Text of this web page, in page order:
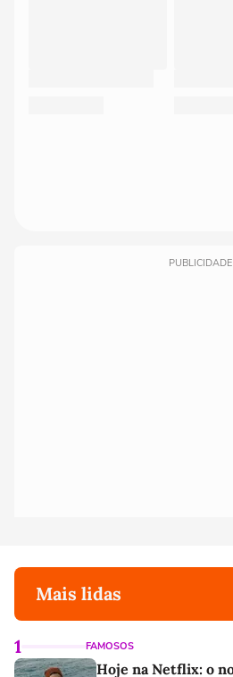
PUBLICIDADE
Mais lidas
1 FAMOSOS
Hoje na Netflix: o